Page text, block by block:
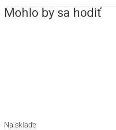
Mohlo by sa hodiť
Na sklade